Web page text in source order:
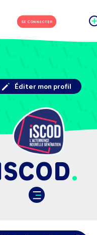
SE CONNECTER
Éditer mon profil